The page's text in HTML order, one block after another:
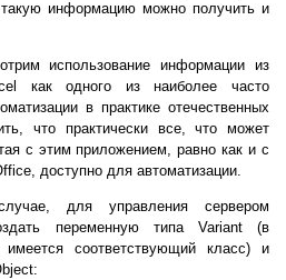
информацию можно получить и
использование информации из
как одного из наиболее часто
в практике отечественных
что практически все, что может
с этим приложением, равно как и с
доступно для автоматизации.
для управления сервером
переменную типа Variant (в
соответствующий класс) и